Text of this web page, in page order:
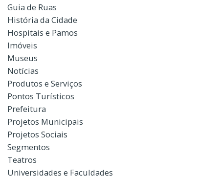
Guia de Ruas
História da Cidade
Hospitais e Pamos
Imóveis
Museus
Notícias
Produtos e Serviços
Pontos Turísticos
Prefeitura
Projetos Municipais
Projetos Sociais
Segmentos
Teatros
Universidades e Faculdades